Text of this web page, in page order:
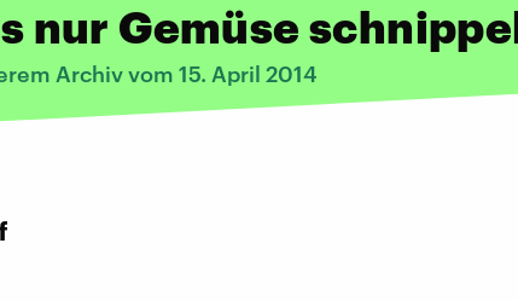
nur Gemüse
Archiv vom 15. April 2014